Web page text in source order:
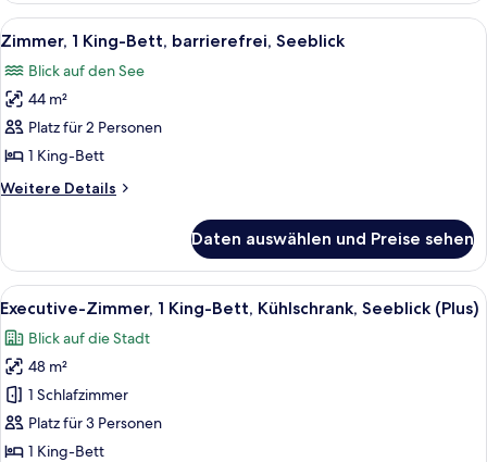
Betten,
Kühlschrank,
(Deluxe)
Alle
Fotos
für
Zimmer,
1 King-
Bett,
barrierefrei,
Seeblick
Ein modernes Hotelzimmer mit
9
Zimmer, 1 King-Bett, barrierefrei, Seeblick
Blick auf den See
44 m²
Platz für 2 Personen
1 King-Bett
Weitere Details
Weitere
1 King-
Bett,
barrierefrei,
Daten auswählen und Preise sehen
Alle
Fotos
für
Executive-
Zimmer,
1 King-
Bett,
Ein modernes Hotelzimmer mit
9
Executive-Zimmer, 1 King-Bett, Kühlschrank, Seeblick (Plus)
Blick auf die Stadt
48 m²
1 Schlafzimmer
Platz für 3 Personen
1 King-Bett